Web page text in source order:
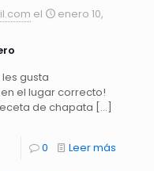
el
enero 10,
gusta
el lugar correcto!
de chapata […]
0 Leer más